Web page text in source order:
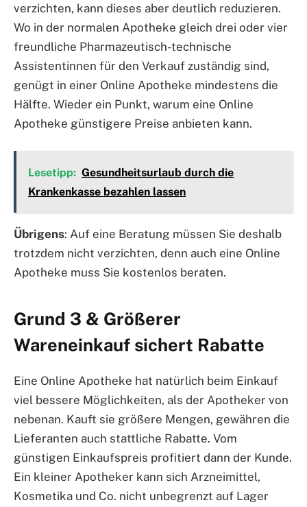
verzichten, kann dieses aber deutlich reduzieren.
Wo in der normalen Apotheke gleich drei oder vier
freundliche Pharmazeutisch-technische
Assistentinnen für den Verkauf zuständig sind,
genügt in einer Online Apotheke mindestens die
Hälfte. Wieder ein Punkt, warum eine Online
Apotheke günstigere Preise anbieten kann.
Lesetipp: Gesundheitsurlaub durch die
Krankenkasse bezahlen lassen
Übrigens: Auf eine Beratung müssen Sie deshalb
trotzdem nicht verzichten, denn auch eine Online
Apotheke muss Sie kostenlos beraten.
Grund 3 & Größerer
Wareneinkauf sichert Rabatte
Eine Online Apotheke hat natürlich beim Einkauf
viel bessere Möglichkeiten, als der Apotheker von
nebenan. Kauft sie größere Mengen, gewähren die
Lieferanten auch stattliche Rabatte. Vom
günstigen Einkaufspreis profitiert dann der Kunde.
Ein kleiner Apotheker kann sich Arzneimittel,
Kosmetika und Co. nicht unbegrenzt auf Lager